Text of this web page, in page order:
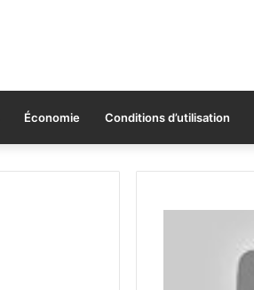
Économie Conditions d’utilisation